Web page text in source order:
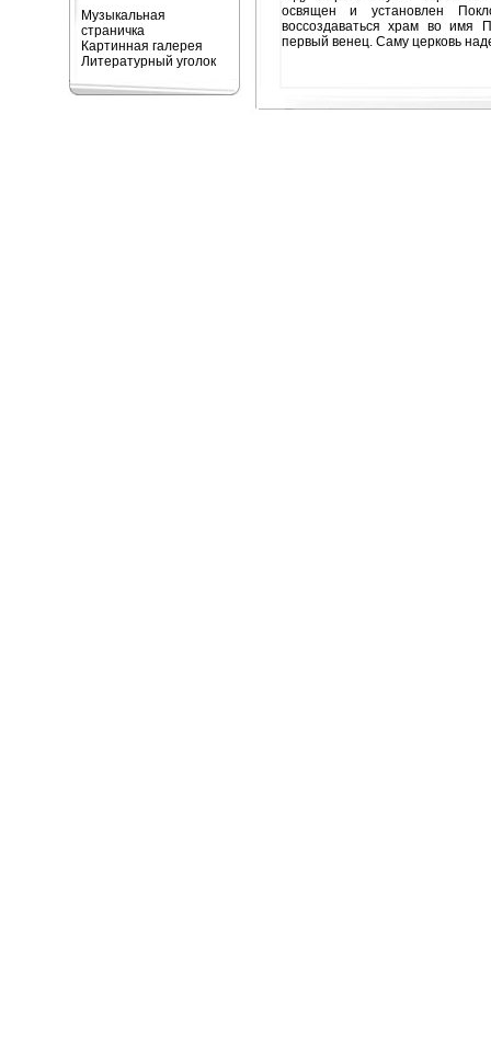
Музыкальная
страничка
Картинная галерея
Литературный уголок
освящен и установлен
воссоздаваться храм во имя
первый венец. Саму церковь